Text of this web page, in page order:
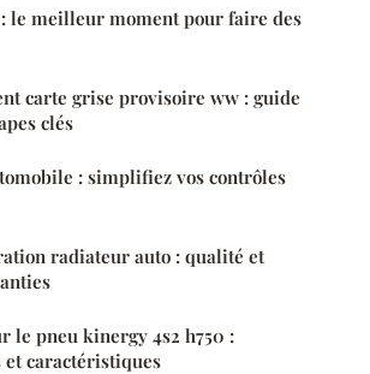
le meilleur moment pour faire des
carte grise provisoire ww : guide
clés
: simplifiez vos contrôles
radiateur auto : qualité et
le pneu kinergy 4s2 h750 :
caractéristiques